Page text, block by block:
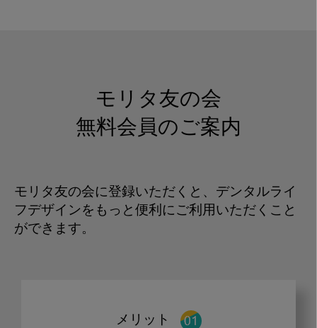
モリタ友の会
無料会員のご案内
モリタ友の会に登録いただくと、デンタルライ
フデザインをもっと便利にご利用いただくこと
ができます。
メリット